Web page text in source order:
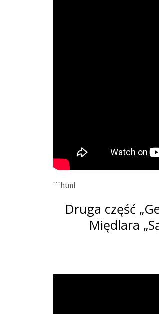
```html
Druga część
Międlara